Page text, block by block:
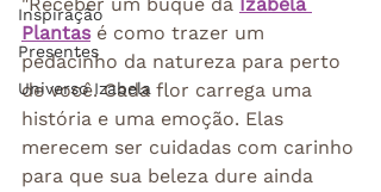
Inspiração
Presentes
Universo Izabela
"Receber um buquê da Izabela
Plantas é como trazer um
pedacinho da natureza para perto
de você. Cada flor carrega uma
história e uma emoção. Elas
merecem ser cuidadas com carinho
para que sua beleza dure ainda